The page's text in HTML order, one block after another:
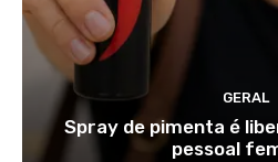
GERAL
Spray de pimenta é
pessoal